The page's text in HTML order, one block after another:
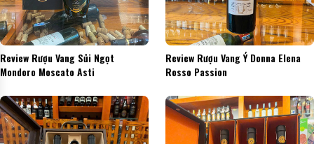
Review Rượu Vang Sủi Ngọt
Mondoro Moscato Asti
Review Rượu Vang Ý Donna Elena
Rosso Passion